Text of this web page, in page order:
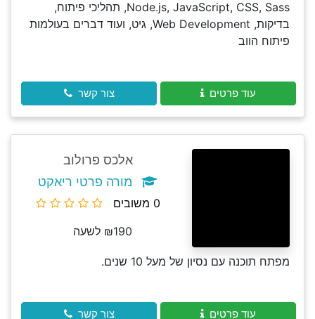
Node.js, JavaScript, CSS, Sass, תהליכי פיתוח,
בדיקות, Web Development, גיט, ועוד דברים בעולמות
פיתוח הווב
עוד פרטים צור קשר
אלכס פרולוב
מורה פרטי ריאקט
0 משובים
₪190 לשעה
מפתח תוכנה עם נסיון של מעל 10 שנים.
עוד פרטים צור קשר